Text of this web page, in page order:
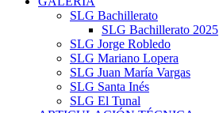
SLG Bachillerato
SLG Bachillerato 2025
SLG Jorge Robledo
SLG Mariano Lopera
SLG Juan María Vargas
SLG Santa Inés
SLG El Tunal